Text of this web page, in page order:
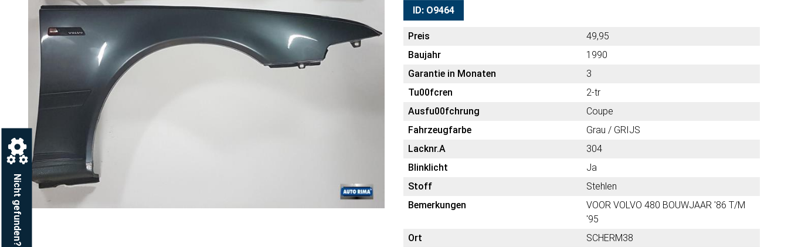
ID: O9464
Preis
49,95
Baujahr
1990
Garantie in Monaten
3
Tu00fcren
2-tr
Ausfu00fchrung
Coupe
Fahrzeugfarbe
Grau / GRIJS
Lacknr.A
304
Blinklicht
Ja
Stoff
Stehlen
Bemerkungen
VOOR VOLVO 480 BOUWJAAR '86 T/M
'95
Ort
SCHERM38
Nicht gefunden?